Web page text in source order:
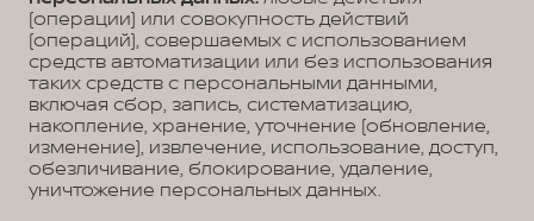
(операции) или совокупность действий
(операций), совершаемых с использованием
средств автоматизации или без использования
таких средств с персональными данными,
включая сбор, запись, систематизацию,
накопление, хранение, уточнение (обновление,
изменение), извлечение, использование, доступ,
обезличивание, блокирование, удаление,
уничтожение персональных данных.